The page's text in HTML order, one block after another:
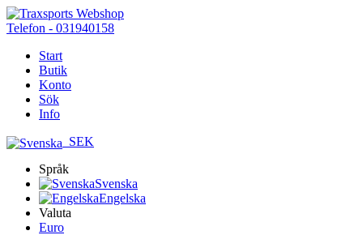
Telefon - 031940158
Start
Butik
Konto
Sök
Info
SEK
Språk
Svenska
Engelska
Valuta
Euro